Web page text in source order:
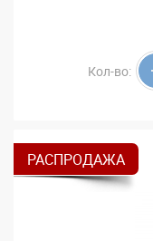
Кол-во:
РАСПРОДАЖА